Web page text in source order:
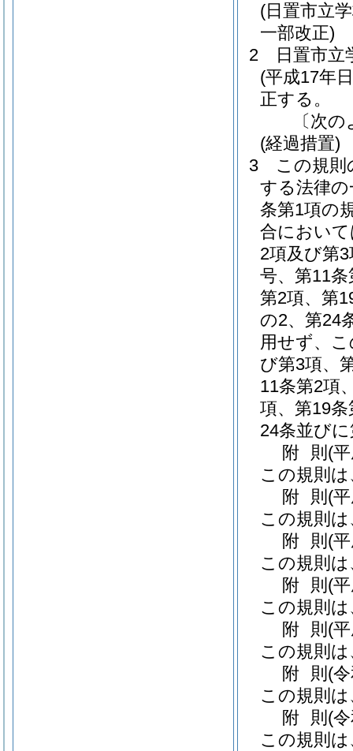
(日置市立
一部改正)
2
日置市立
(平成17年
正する。
〔次
(経過措置)
3
この規則
する法律
条第1項の
合におい
2項及び第
号、第11
第2項、第
の2、第24
用せず、
び第3項、
11条第2項
項、第19
24条並び
附 則 (
この規則
附 則 (
この規則
附 則 (
この規則
附 則 (
この規則
附 則 (
この規則
附 則 (
この規則
附 則 (
この規則